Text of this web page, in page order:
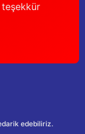
teşekkür
edebiliriz.